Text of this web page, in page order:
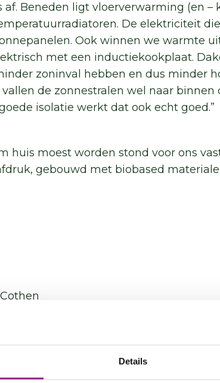
Details
af. Beneden ligt vloerverwarming (en –
De elektriciteit
Ook winnen we warmte
met een inductiekookplaat.
zoninval hebben en dus minder
de zonnestralen wel naar binnen
isolatie werkt dat ook echt goed.”
huis moest worden stond voor ons
gebouwd met biobased
van 10 euro
huis opgeleverd. We zijn er heel erg